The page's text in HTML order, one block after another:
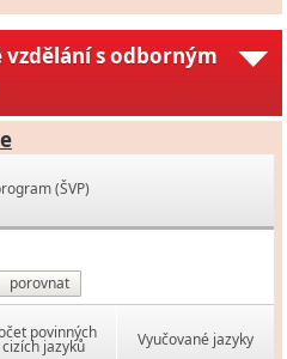
s odborným
(ŠVP)
porovnat
povinných
cizích jazyků Vyučované jazyky